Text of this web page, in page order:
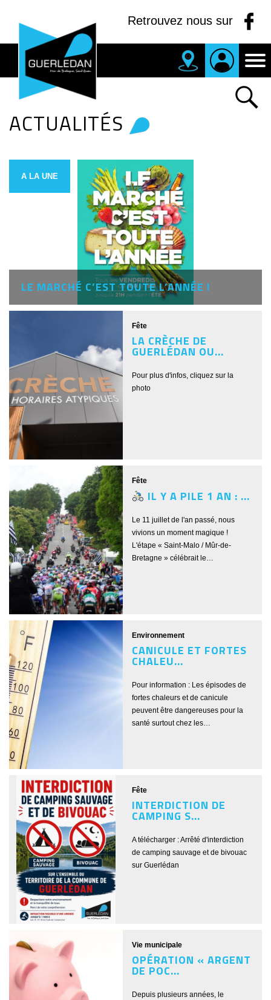
Retrouvez nous sur
MAIRIE
DE
ACTUALITÉS
LE MARCHÉ C’EST TOUTE L’ANNÉE !
Fête
LA CRÈCHE DE
GUERLÉDAN OU...
Pour plus d'infos, cliquez sur la
photo
Fête
IL Y A PILE 1 AN : ...
Le 11 juillet de l'an passé, nous
vivions un moment magique !
L'étape « Saint-Malo / Mûr-de-
Bretagne » célébrait le…
Environnement
CANICULE ET FORTES
CHALEU...
Pour information : Les épisodes de
fortes chaleurs et de canicule
peuvent être dangereuses pour la
santé surtout chez les…
Fête
INTERDICTION DE
CAMPING S...
A télécharger : Arrêté d'interdiction
de camping sauvage et de bivouac
sur Guerlédan
Vie municipale
OPÉRATION « ARGENT
DE POC...
Depuis plusieurs années, le